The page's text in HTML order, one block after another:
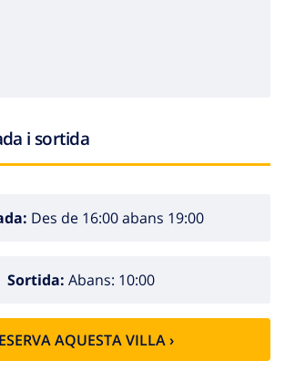
i sortida
Des de 16:00 abans 19:00
Sortida: Abans: 10:00
AQUESTA VILLA ›